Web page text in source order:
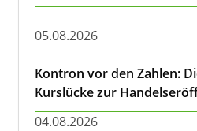
05.08.2026
Kontron vor den Zahlen:
Kurslücke zur
04.08.2026